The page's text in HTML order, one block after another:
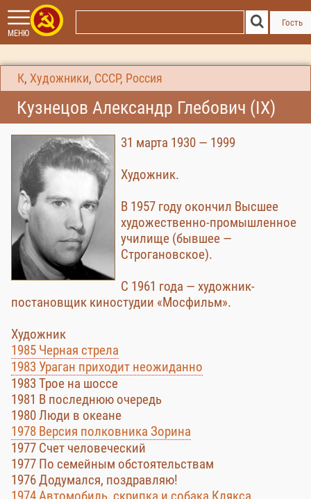
МЕНЮ
Гость
К, Художники, СССР, Россия
Кузнецов Александр Глебович (IX)
31 марта 1930 — 1999
Художник.
В 1957 году окончил Высшее
художественно-промышленное
училище (бывшее —
Строгановское).
С 1961 года — художник-
постановщик киностудии «Мосфильм».
Художник
1985 Черная стрела
1983 Ураган приходит неожиданно
1983 Трое на шоссе
1981 В последнюю очередь
1980 Люди в океане
1978 Версия полковника Зорина
1977 Счет человеческий
1977 По семейным обстоятельствам
1976 Додумался, поздравляю!